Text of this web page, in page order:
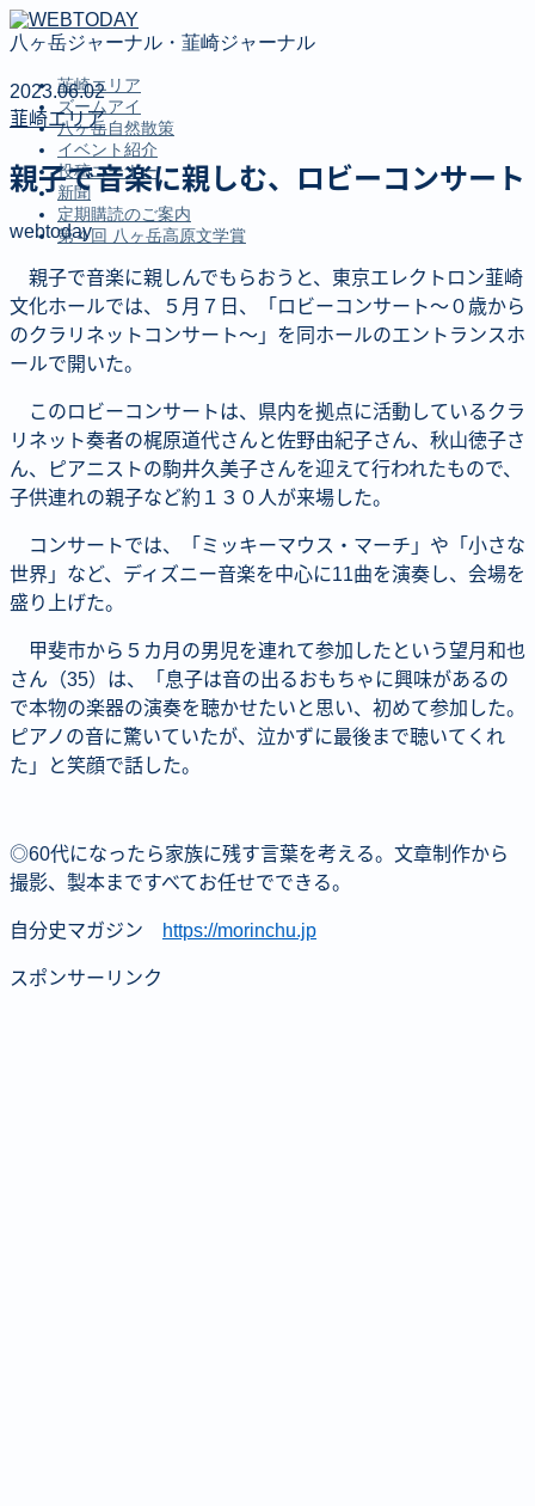
八ヶ岳ジャーナル・韮崎ジャーナル
韮崎エリア
ズームアイ
八ヶ岳自然散策
イベント紹介
投稿コーナー
新聞
定期購読のご案内
第４回 八ヶ岳高原文学賞
MENU
韮崎エリア
ズームアイ
八ヶ岳自然散策
投稿コーナー
新聞
定期購読のご案内
第４回 八ヶ岳高原文学賞
2023.06.02
韮崎エリア
親子で音楽に親しむ、ロビーコンサート
webtoday
親子で音楽に親しんでもらおうと、東京エレクトロン韮崎
文化ホールでは、５月７日、「ロビーコンサート〜０歳から
のクラリネットコンサート〜」を同ホールのエントランスホ
ールで開いた。
このロビーコンサートは、県内を拠点に活動しているクラ
リネット奏者の梶原道代さんと佐野由紀子さん、秋山徳子さ
ん、ピアニストの駒井久美子さんを迎えて行われたもので、
子供連れの親子など約１３０人が来場した。
コンサートでは、「ミッキーマウス・マーチ」や「小さな
世界」など、ディズニー音楽を中心に11曲を演奏し、会場を
盛り上げた。
甲斐市から５カ月の男児を連れて参加したという望月和也
さん（35）は、「息子は音の出るおもちゃに興味があるの
で本物の楽器の演奏を聴かせたいと思い、初めて参加した。
ピアノの音に驚いていたが、泣かずに最後まで聴いてくれ
た」と笑顔で話した。
◎60代になったら家族に残す言葉を考える。文章制作から
撮影、製本まですべてお任せでできる。
自分史マガジン https://morinchu.jp
スポンサーリンク